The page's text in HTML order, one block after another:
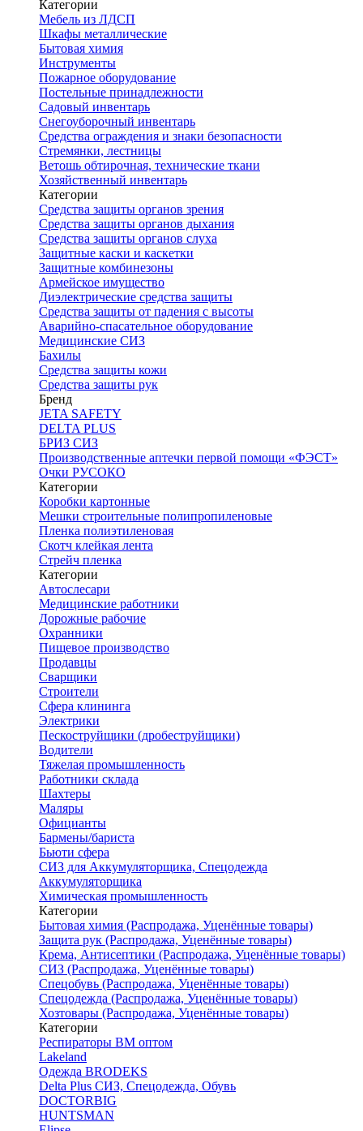
Категории
Мебель из ЛДСП
Шкафы металлические
Бытовая химия
Инструменты
Пожарное оборудование
Постельные принадлежности
Садовый инвентарь
Снегоуборочный инвентарь
Средства ограждения и знаки безопасности
Стремянки, лестницы
Ветошь обтирочная, технические ткани
Хозяйственный инвентарь
Категории
Средства защиты органов зрения
Средства защиты органов дыхания
Средства защиты органов слуха
Защитные каски и каскетки
Защитные комбинезоны
Армейское имущество
Диэлектрические средства защиты
Средства защиты от падения с высоты
Аварийно-спасательное оборудование
Медицинские СИЗ
Бахилы
Средства защиты кожи
Средства защиты рук
Бренд
JETA SAFETY
DELTA PLUS
БРИЗ СИЗ
Производственные аптечки первой помощи «ФЭСТ»
Очки РУСОКО
Категории
Коробки картонные
Мешки строительные полипропиленовые
Пленка полиэтиленовая
Скотч клейкая лента
Стрейч пленка
Категории
Автослесари
Медицинские работники
Дорожные рабочие
Охранники
Пищевое производство
Продавцы
Сварщики
Строители
Сфера клининга
Электрики
Пескоструйщики (дробеструйщики)
Водители
Тяжелая промышленность
Работники склада
Шахтеры
Маляры
Официанты
Бармены/бариста
Бьюти сфера
СИЗ для Аккумуляторщика, Спецодежда
Аккумуляторщика
Химическая промышленность
Категории
Бытовая химия (Распродажа, Уценённые товары)
Защита рук (Распродажа, Уценённые товары)
Крема, Антисептики (Распродажа, Уценённые товары)
СИЗ (Распродажа, Уценённые товары)
Спецобувь (Распродажа, Уценённые товары)
Спецодежда (Распродажа, Уценённые товары)
Хозтовары (Распродажа, Уценённые товары)
Категории
Респираторы ВМ оптом
Lakeland
Одежда BRODEKS
Delta Plus СИЗ, Спецодежда, Обувь
DOCTORBIG
HUNTSMAN